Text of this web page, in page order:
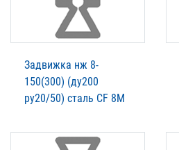
Задвижка нж 8-
150(300) (ду200
ру20/50) сталь CF 8М